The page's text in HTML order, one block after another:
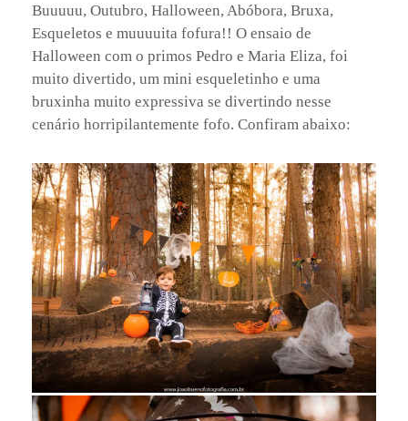
Buuuuu, Outubro, Halloween, Abóbora, Bruxa,
Esqueletos e muuuuita fofura!! O ensaio de
Halloween com o primos Pedro e Maria Eliza, foi
muito divertido, um mini esqueletinho e uma
bruxinha muito expressiva se divertindo nesse
cenário horripilantemente fofo. Confiram abaixo: